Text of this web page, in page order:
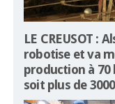
LE CREUSOT :
robotise et va
production à 70
soit plus de